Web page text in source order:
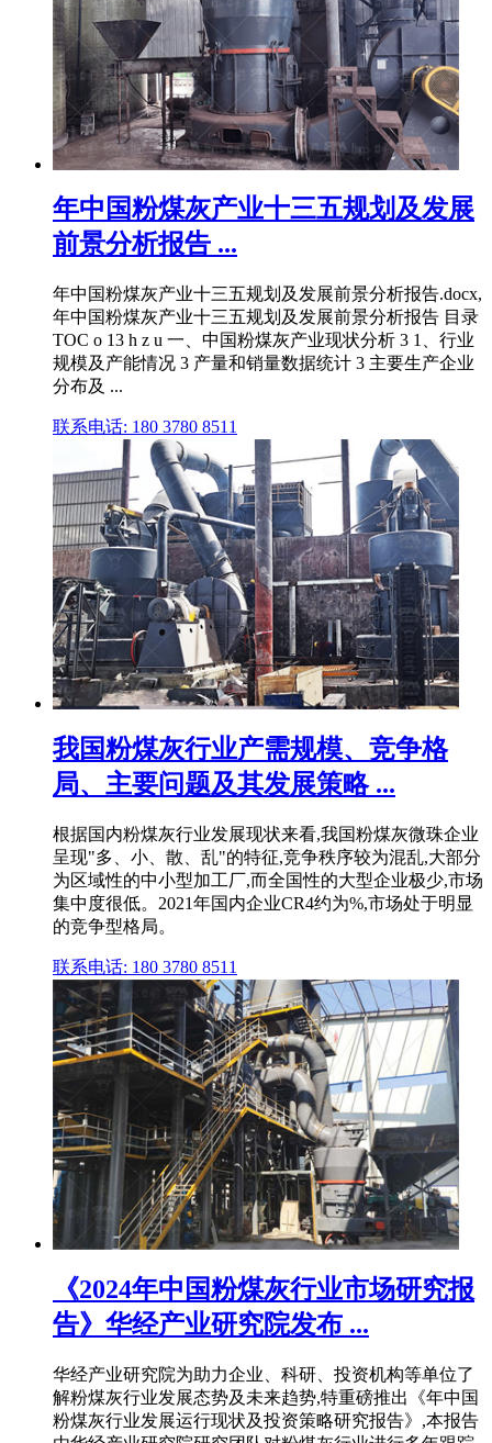
年中国粉煤灰产业十三五规划及发展
前景分析报告 ...
年中国粉煤灰产业十三五规划及发展前景分析报告.docx,
年中国粉煤灰产业十三五规划及发展前景分析报告 目录
TOC o 13 h z u 一、中国粉煤灰产业现状分析 3 1、行业
规模及产能情况 3 产量和销量数据统计 3 主要生产企业
分布及 ...
联系电话: 180 3780 8511
我国粉煤灰行业产需规模、竞争格
局、主要问题及其发展策略 ...
根据国内粉煤灰行业发展现状来看,我国粉煤灰微珠企业
呈现"多、小、散、乱"的特征,竞争秩序较为混乱,大部分
为区域性的中小型加工厂,而全国性的大型企业极少,市场
集中度很低。2021年国内企业CR4约为%,市场处于明显
的竞争型格局。
联系电话: 180 3780 8511
《2024年中国粉煤灰行业市场研究报
告》华经产业研究院发布 ...
华经产业研究院为助力企业、科研、投资机构等单位了
解粉煤灰行业发展态势及未来趋势,特重磅推出《年中国
粉煤灰行业发展运行现状及投资策略研究报告》,本报告